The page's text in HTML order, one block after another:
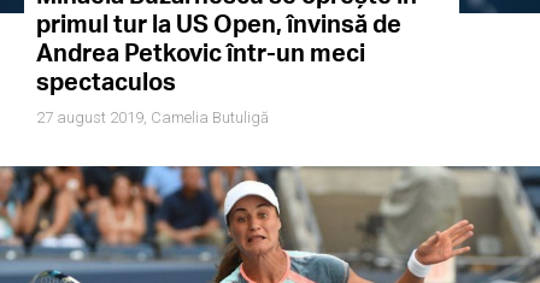
primul tur la US Open, învinsă de
Andrea Petkovic într-un meci
spectaculos
27 august 2019, Camelia Butuligă